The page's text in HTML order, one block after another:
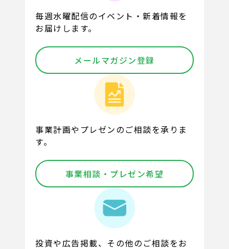
毎週水曜配信のイベント・新着情報を
お届けします。
メールマガジン登録
事業計画やプレゼンのご相談を承りま
す。
事業相談・プレゼン希望
投資や広告掲載、その他のご相談をお